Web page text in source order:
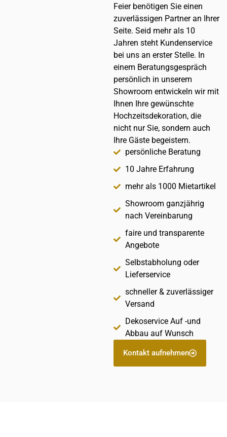
Feier benötigen Sie einen
zuverlässigen Partner an Ihrer
Seite. Seid mehr als 10
Jahren steht Kundenservice
bei uns an erster Stelle. In
einem Beratungsgespräch
persönlich in unserem
Showroom entwickeln wir mit
Ihnen Ihre gewünschte
Hochzeitsdekoration, die
nicht nur Sie, sondern auch
Ihre Gäste begeistern.
persönliche Beratung
10 Jahre Erfahrung
mehr als 1000 Mietartikel
Showroom ganzjährig
nach Vereinbarung
faire und transparente
Angebote
Selbstabholung oder
Lieferservice
schneller & zuverlässiger
Versand
Dekoservice Auf -und
Abbau auf Wunsch
Kontakt aufnehmen